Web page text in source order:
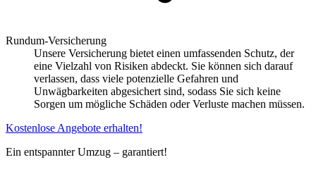
Rundum-Versicherung
Unsere Versicherung bietet einen umfassenden Schutz, der
eine Vielzahl von Risiken abdeckt. Sie können sich darauf
verlassen, dass viele potenzielle Gefahren und
Unwägbarkeiten abgesichert sind, sodass Sie sich keine
Sorgen um mögliche Schäden oder Verluste machen müssen.
Kostenlose Angebote erhalten!
Ein entspannter Umzug – garantiert!